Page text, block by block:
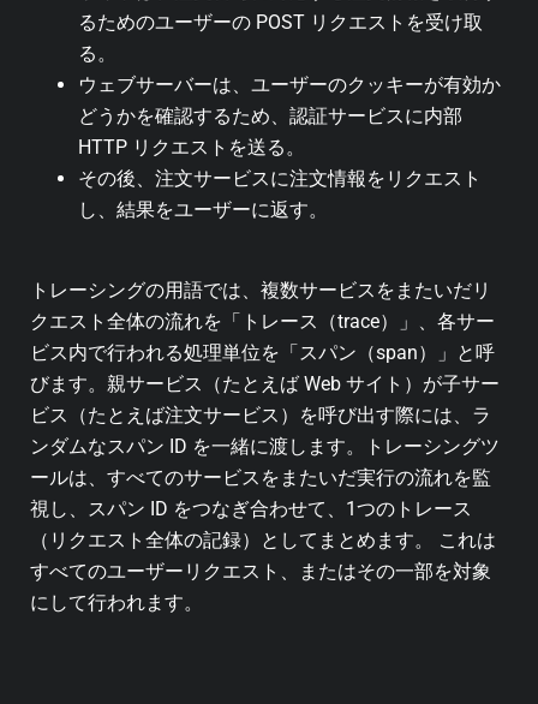
るためのユーザーの POST リクエストを受け取
る。
ウェブサーバーは、ユーザーのクッキーが有効か
どうかを確認するため、認証サービスに内部
HTTP リクエストを送る。
その後、注文サービスに注文情報をリクエスト
し、結果をユーザーに返す。
トレーシングの用語では、複数サービスをまたいだリ
クエスト全体の流れを「トレース（trace）」、各サー
ビス内で行われる処理単位を「スパン（span）」と呼
びます。親サービス（たとえば Web サイト）が子サー
ビス（たとえば注文サービス）を呼び出す際には、ラ
ンダムなスパン ID を一緒に渡します。トレーシングツ
ールは、すべてのサービスをまたいだ実行の流れを監
視し、スパン ID をつなぎ合わせて、1つのトレース
（リクエスト全体の記録）としてまとめます。 これは
すべてのユーザーリクエスト、またはその一部を対象
にして行われます。